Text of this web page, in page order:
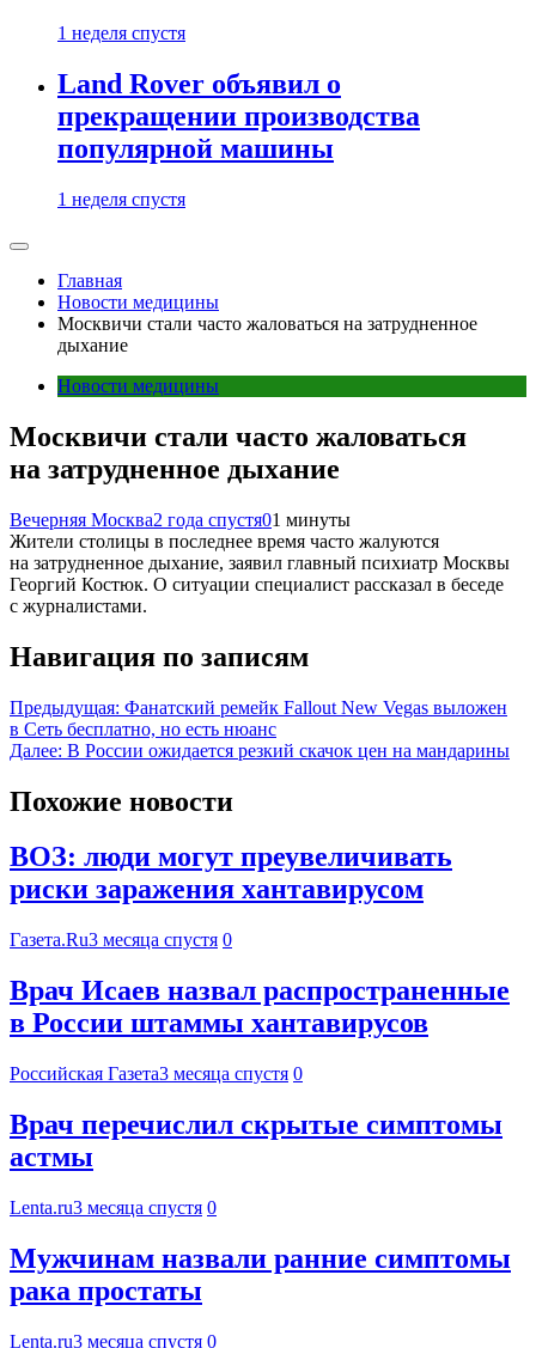
1 неделя спустя
Land Rover объявил о
прекращении производства
популярной машины
1 неделя спустя
Главная
Новости медицины
Москвичи стали часто жаловаться на затрудненное
дыхание
Новости медицины
Москвичи стали часто жаловаться
на затрудненное дыхание
Вечерняя Москва2 года спустя01 минуты
Жители столицы в последнее время часто жалуются
на затрудненное дыхание, заявил главный психиатр Москвы
Георгий Костюк. О ситуации специалист рассказал в беседе
с журналистами.
Навигация по записям
Предыдущая: Фанатский ремейк Fallout New Vegas выложен
в Сеть бесплатно, но есть нюанс
Далее: В России ожидается резкий скачок цен на мандарины
Похожие новости
ВОЗ: люди могут преувеличивать
риски заражения хантавирусом
Газета.Ru3 месяца спустя 0
Врач Исаев назвал распространенные
в России штаммы хантавирусов
Российская Газета3 месяца спустя 0
Врач перечислил скрытые симптомы
астмы
Lenta.ru3 месяца спустя 0
Мужчинам назвали ранние симптомы
рака простаты
Lenta.ru3 месяца спустя 0